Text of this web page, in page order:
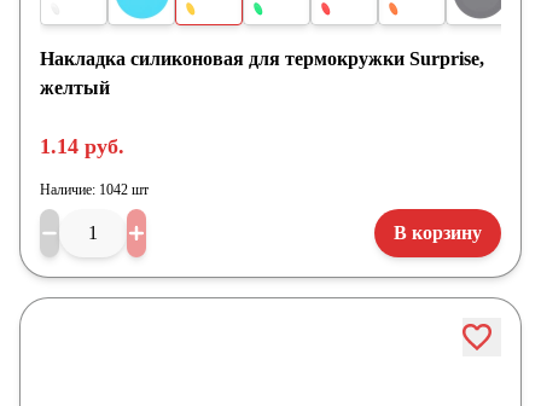
Накладка силиконовая для термокружки Surprise,
желтый
1.14 руб.
Наличие: 1042 шт
В корзину